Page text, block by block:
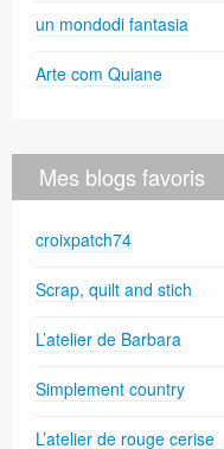
un mondodi fantasia
Arte com Quiane
Mes blogs favoris
croixpatch74
Scrap, quilt and stich
L’atelier de Barbara
Simplement country
L’atelier de rouge cerise